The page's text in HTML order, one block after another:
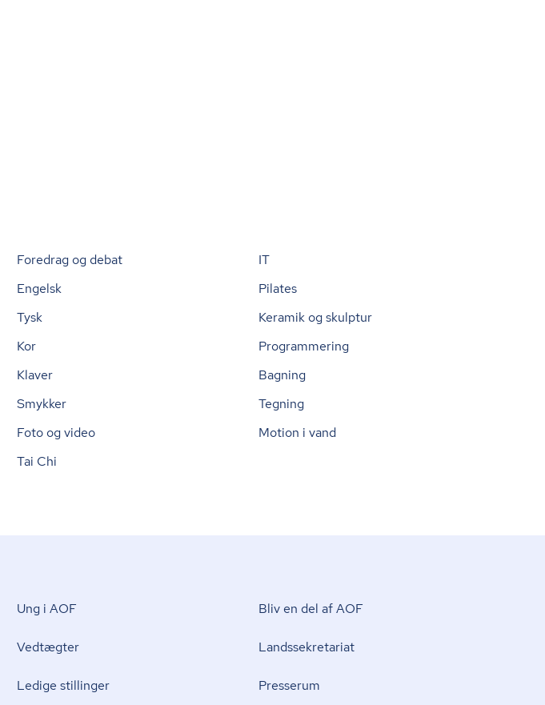
Foredrag og debat
IT
Engelsk
Pilates
Tysk
Keramik og skulptur
Kor
Programmering
Klaver
Bagning
Smykker
Tegning
Foto og video
Motion i vand
Tai Chi
Ung i AOF
Vedtægter
Ledige stillinger
Bliv en del af AOF
Lands­se­kre­ta­ri­at
Presserum